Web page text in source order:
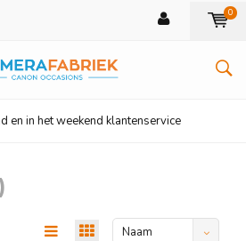
0
en in het weekend klantenservice
Naam